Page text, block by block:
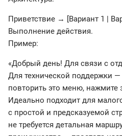
Приветствие → [Вариант 1 |
Выполнение действия.
Пример:
«Добрый день! Для связи с
Для технической поддержки
повторить это меню, нажмите
Идеально подходит для
с простой и предсказуемой
не требуется детальная